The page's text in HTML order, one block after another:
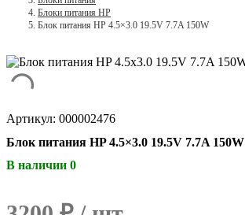
Блоки питания HP
Блок питания HP 4.5×3.0 19.5V 7.7A 150W
Артикул: 000002476
Блок питания HP 4.5×3.0 19.5V 7.7A 150W
В наличии 0